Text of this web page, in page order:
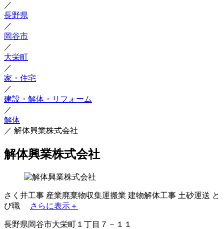
／
長野県
／
岡谷市
／
大栄町
／
家・住宅
／
建設・解体・リフォーム
／
解体
／ 解体興業株式会社
解体興業株式会社
さく井工事 産業廃棄物収集運搬業 建物解体工事 土砂運送 と
び職
さらに表示＋
長野県岡谷市大栄町１丁目７－１１